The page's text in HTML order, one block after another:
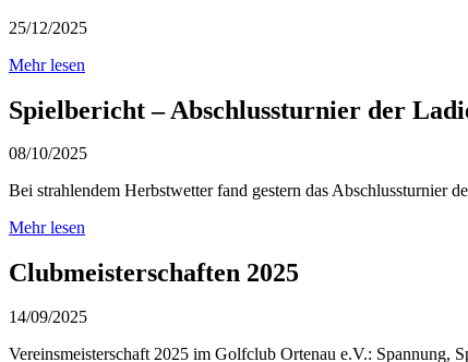
25/12/2025
Mehr lesen
Spielbericht – Abschlussturnier der
08/10/2025
Bei strahlendem Herbstwetter fand gestern das Abschlussturnier
Mehr lesen
Clubmeisterschaften 2025
14/09/2025
Vereinsmeisterschaft 2025 im Golfclub Ortenau e.V.: Spannung,